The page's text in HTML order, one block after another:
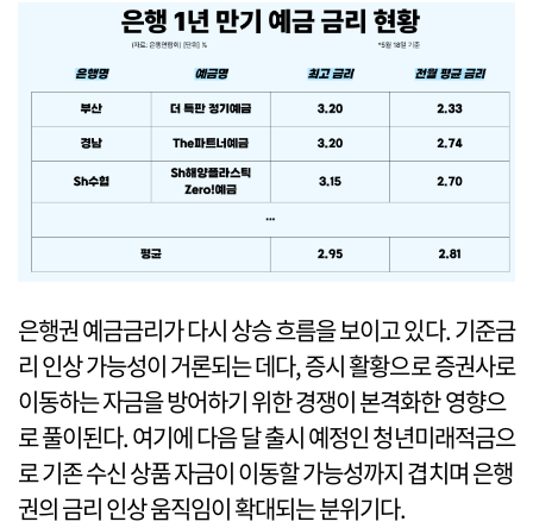
은행권 예금금리가 다시 상승 흐름을 보이고 있다. 기준금
리 인상 가능성이 거론되는 데다, 증시 활황으로 증권사로
이동하는 자금을 방어하기 위한 경쟁이 본격화한 영향으
로 풀이된다. 여기에 다음 달 출시 예정인 청년미래적금으
로 기존 수신 상품 자금이 이동할 가능성까지 겹치며 은행
권의 금리 인상 움직임이 확대되는 분위기다.